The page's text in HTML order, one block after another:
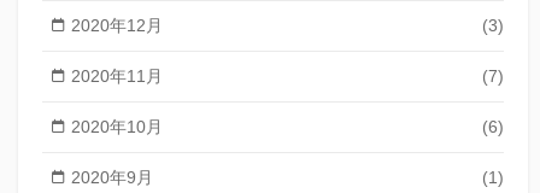
2020年12月 (3)
2020年11月 (7)
2020年10月 (6)
2020年9月 (1)